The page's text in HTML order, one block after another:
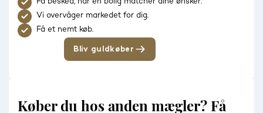
Vi overvåger markedet for dig.
Få et nemt køb.
Bliv guldkøber
Køber du hos anden mægler? Få